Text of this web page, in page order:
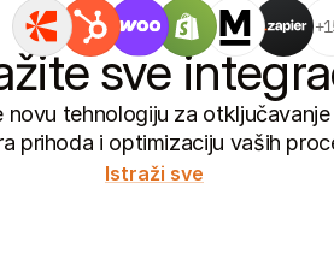
sve
novu tehnologiju za
prihoda i optimizaciju vaših
Istraži sve